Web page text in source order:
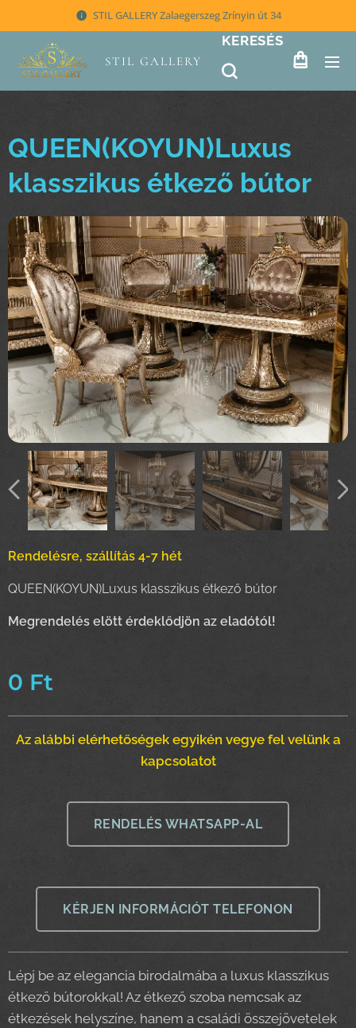
STIL GALLERY Zalaegerszeg Zrínyin út 34
STIL GALLERY
KERESÉS
QUEEN(KOYUN)Luxus
klasszikus étkező bútor
Rendelésre, szállítás 4-7 hét
QUEEN(KOYUN)Luxus klasszikus étkező bútor
Megrendelés elött érdeklődjön az eladótól!
0 Ft
Az alábbi elérhetőségek egyikén vegye fel velünk a
kapcsolatot
RENDELÉS WHATSAPP-AL
KÉRJEN INFORMÁCIÓT TELEFONON
Lépj be az elegancia birodalmába a luxus klasszikus
étkező bútorokkal! Az étkező szoba nemcsak az
étkezések helyszíne, hanem a családi összejövetelek